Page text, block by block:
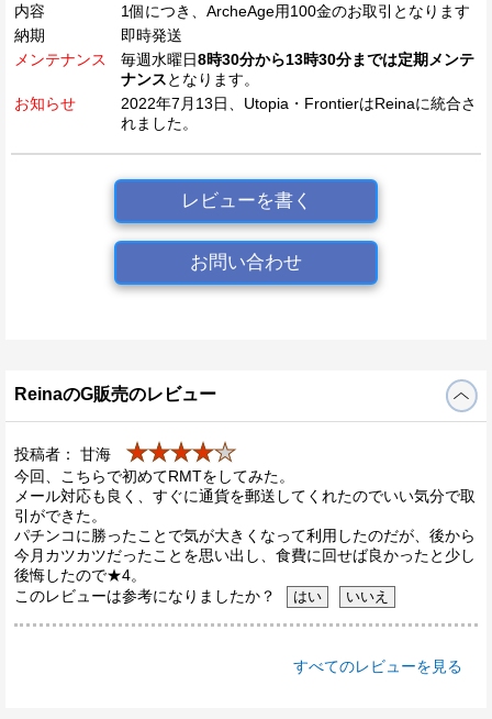
内容
1個につき、ArcheAge用100金のお取引となります
納期
即時発送
メンテナンス
毎週水曜日8時30分から13時30分までは定期メンテ
ナンスとなります。
お知らせ
2022年7月13日、Utopia・FrontierはReinaに統合さ
れました。
レビューを書く
お問い合わせ
ReinaのG販売のレビュー
投稿者： 甘海 ★★★★★
今回、こちらで初めてRMTをしてみた。
メール対応も良く、すぐに通貨を郵送してくれたのでいい気分で取
引ができた。
パチンコに勝ったことで気が大きくなって利用したのだが、後から
今月カツカツだったことを思い出し、食費に回せば良かったと少し
後悔したので★4。
このレビューは参考になりましたか？
すべてのレビューを見る